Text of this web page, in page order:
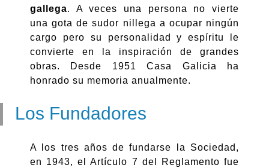
gallega. A veces una persona no vierte
una gota de sudor nillega a ocupar ningún
cargo pero su personalidad y espíritu le
convierte en la inspiración de grandes
obras. Desde 1951 Casa Galicia ha
honrado su memoria anualmente.
Los Fundadores
A los tres años de fundarse la Sociedad,
en 1943, el Artículo 7 del Reglamento fue